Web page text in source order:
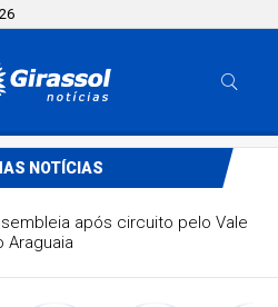
NOTÍCIAS
MORAIS, PARTICIPARÁ DE
NACIONAL EM BRASÍLIA